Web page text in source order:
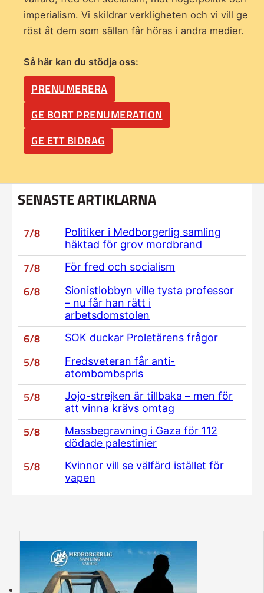
imperialism. Vi skildrar verkligheten och vi vill ge
röst åt dem som sällan får höras i andra medier.
Så här kan du stödja oss:
PRENUMERERA
GE BORT PRENUMERATION
GE ETT BIDRAG
SENASTE ARTIKLARNA
7/8
Politiker i Medborgerlig samling
häktad för grov mordbrand
7/8 För fred och socialism
6/8
Sionistlobbyn ville tysta professor
– nu får han rätt i
arbetsdomstolen
6/8 SOK duckar Proletärens frågor
5/8
Fredsveteran får anti-
atombombspris
5/8
Jojo-strejken är tillbaka – men för
att vinna krävs omtag
5/8
Massbegravning i Gaza för 112
dödade palestinier
5/8
Kvinnor vill se välfärd istället för
vapen